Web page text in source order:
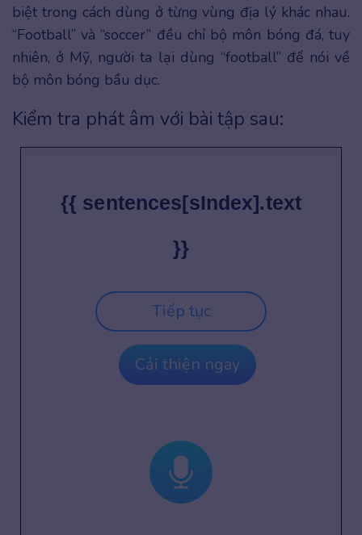
biệt trong cách dùng ở từng vùng địa lý khác nhau.
“Football” và “soccer” đều chỉ bộ môn bóng đá, tuy
nhiên, ở Mỹ, người ta lại dùng “football” để nói về
bộ môn bóng bầu dục.
Kiểm tra phát âm với bài tập sau:
{{ sentences[sIndex].text
}}
Tiếp tục
Cải thiện ngay